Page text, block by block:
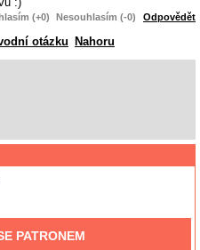
(+0) Nesouhlasím (-0) Odpovědět
otázku Nahoru
PATRONEM